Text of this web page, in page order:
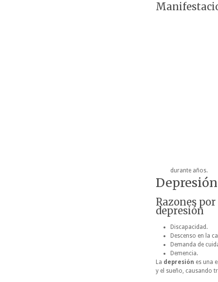
durante años.
Razones
depresión
Discapacidad.
Descenso en la
Demanda de
Demencia.
La depresión es una
y el sueño, causando